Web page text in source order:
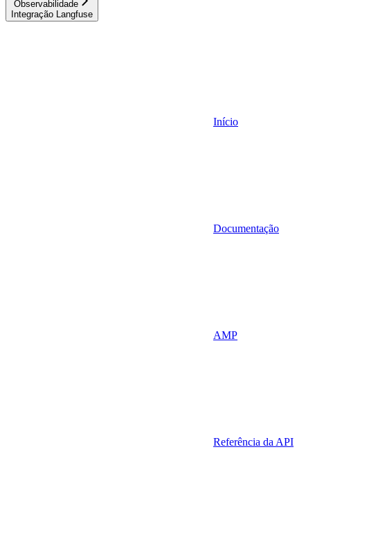
Observabilidade
Integração Langfuse
Início
Documentação
AMP
Referência da API